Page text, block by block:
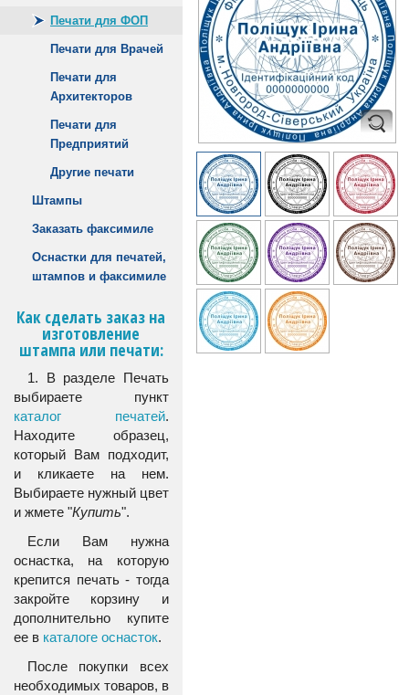
Печати для ФОП
Печати для Врачей
Печати для
Архитекторов
Печати для
Предприятий
Другие печати
Штампы
Заказать факсимиле
Оснастки для печатей,
штампов и факсимиле
Как сделать заказ на
изготовление
штампа или печати:
1. В разделе Печать
выбираете пункт
каталог печатей.
Находите образец,
который Вам подходит,
и кликаете на нем.
Выбираете нужный цвет
и жмете "Купить".
Если Вам нужна
оснастка, на которую
крепится печать - тогда
закройте корзину и
дополнительно купите
ее в каталоге оснасток.
После покупки всех
необходимых товаров, в